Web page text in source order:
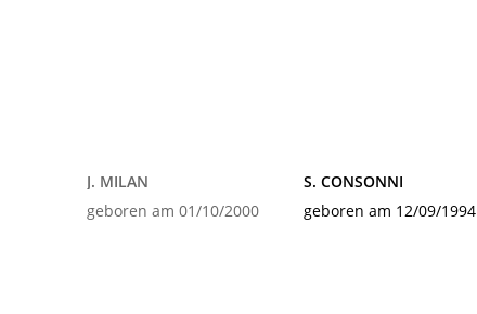
J. MILAN
geboren am 01/10/2000
S. CONSONNI
geboren am 12/09/1994